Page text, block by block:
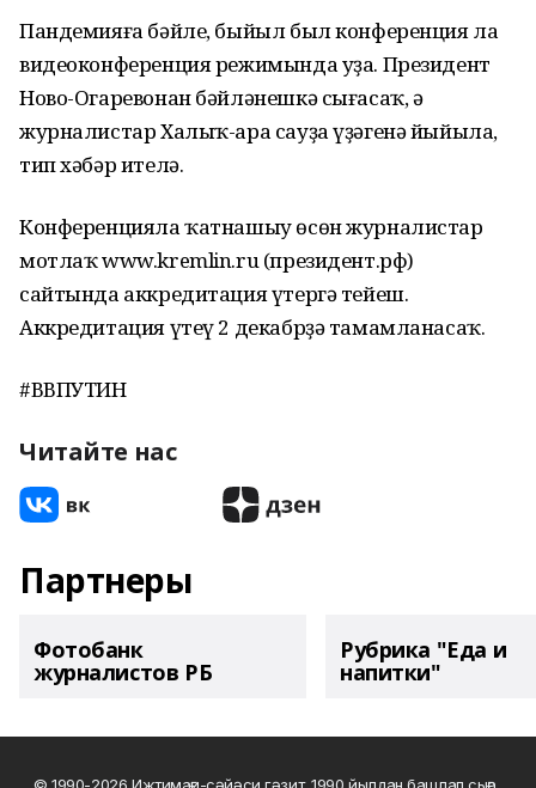
Пандемияға бәйле, быйыл был конференция ла
видеоконференция режимында уҙа. Президент
Ново-Огаревонан бәйләнешкә сығасаҡ, ә
журналистар Халыҡ-ара сауҙа үҙәгенә йыйыла,
тип хәбәр ителә.
Конференцияла ҡатнашыу өсөн журналистар
мотлаҡ www.kremlin.ru (президент.рф)
сайтында аккредитация үтергә тейеш.
Аккредитация үтеү 2 декабрҙә тамамланасаҡ.
#ВВПУТИН
Читайте нас
Партнеры
Фотобанк
журналистов РБ
Рубрика "Еда и
напитки"